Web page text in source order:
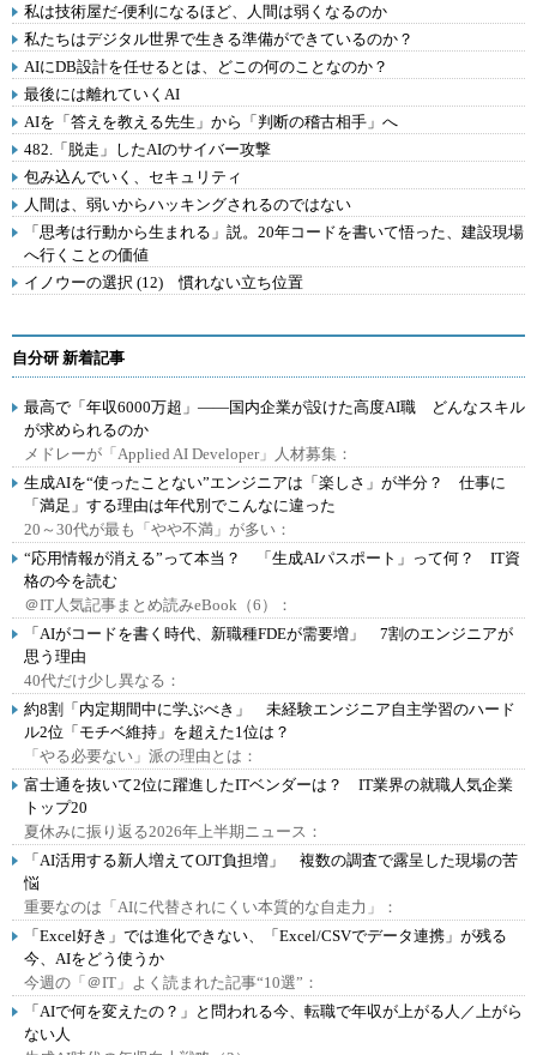
私は技術屋だ-便利になるほど、人間は弱くなるのか
私たちはデジタル世界で生きる準備ができているのか？
AIにDB設計を任せるとは、どこの何のことなのか？
最後には離れていくAI
AIを「答えを教える先生」から「判断の稽古相手」へ
482.「脱走」したAIのサイバー攻撃
包み込んでいく、セキュリティ
人間は、弱いからハッキングされるのではない
「思考は行動から生まれる」説。20年コードを書いて悟った、建設現場
へ行くことの価値
イノウーの選択 (12) 慣れない立ち位置
自分研 新着記事
最高で「年収6000万超」――国内企業が設けた高度AI職 どんなスキル
が求められるのか
メドレーが「Applied AI Developer」人材募集：
生成AIを“使ったことない”エンジニアは「楽しさ」が半分？ 仕事に
「満足」する理由は年代別でこんなに違った
20～30代が最も「やや不満」が多い：
“応用情報が消える”って本当？ 「生成AIパスポート」って何？ IT資
格の今を読む
＠IT人気記事まとめ読みeBook（6）：
「AIがコードを書く時代、新職種FDEが需要増」 7割のエンジニアが
思う理由
40代だけ少し異なる：
約8割「内定期間中に学ぶべき」 未経験エンジニア自主学習のハード
ル2位「モチベ維持」を超えた1位は？
「やる必要ない」派の理由とは：
富士通を抜いて2位に躍進したITベンダーは？ IT業界の就職人気企業
トップ20
夏休みに振り返る2026年上半期ニュース：
「AI活用する新人増えてOJT負担増」 複数の調査で露呈した現場の苦
悩
重要なのは「AIに代替されにくい本質的な自走力」：
「Excel好き」では進化できない、「Excel/CSVでデータ連携」が残る
今、AIをどう使うか
今週の「＠IT」よく読まれた記事“10選”：
「AIで何を変えたの？」と問われる今、転職で年収が上がる人／上がら
ない人